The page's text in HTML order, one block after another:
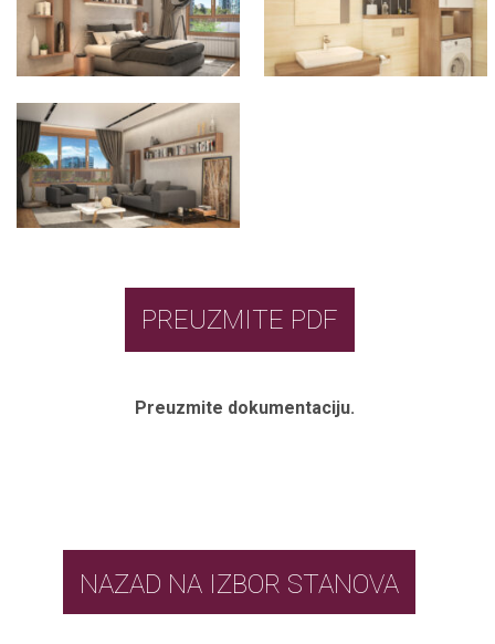
PREUZMITE PDF
Preuzmite dokumentaciju.
NAZAD NA IZBOR STANOVA